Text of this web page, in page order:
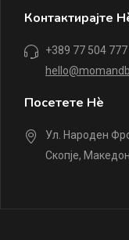
Контактирајте
+389 77 504 777
Посетете Нè
Ул. Народен
Скопје,